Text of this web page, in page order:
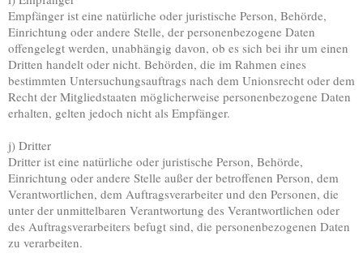
Empfänger ist eine natürliche oder juristische Person, Behörde,
Einrichtung oder andere Stelle, der personenbezogene Daten
offengelegt werden, unabhängig davon, ob es sich bei ihr um einen
Dritten handelt oder nicht. Behörden, die im Rahmen eines
bestimmten Untersuchungsauftrags nach dem Unionsrecht oder dem
Recht der Mitgliedstaaten möglicherweise personenbezogene Daten
erhalten, gelten jedoch nicht als Empfänger.
j) Dritter
Dritter ist eine natürliche oder juristische Person, Behörde,
Einrichtung oder andere Stelle außer der betroffenen Person, dem
Verantwortlichen, dem Auftragsverarbeiter und den Personen, die
unter der unmittelbaren Verantwortung des Verantwortlichen oder
des Auftragsverarbeiters befugt sind, die personenbezogenen Daten
zu verarbeiten.